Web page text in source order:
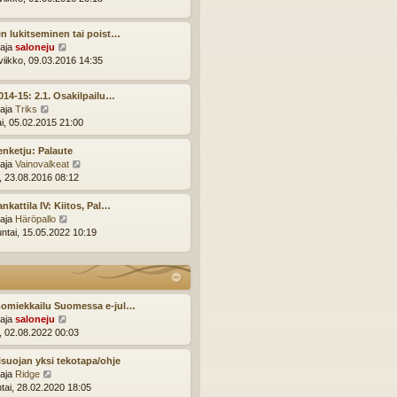
s
i
t
ä
u
i
v
s
t
i
lukitseminen tai poist…
saloneju
ä
t
ä
u
s
i
n
v
i
e
t
09.03.2016 14:35
15: 2.1. Osakilpailu…
Triks
ä
y
t
ä
u
u
s
i
n
i
e
t
i
05.02.2015 21:00
Palaute
Vainovalkeat
y
u
v
i
t
i
23.08.2016 08:12
IV: Kiitos, Pal…
Häröpallo
ä
ä
u
s
n
v
i
s
15.05.2022 10:19
Suomessa e-jul…
saloneju
ä
y
t
u
02.08.2022 00:03
yksi tekotapa/ohje
Ridge
ä
28.02.2020 18:05